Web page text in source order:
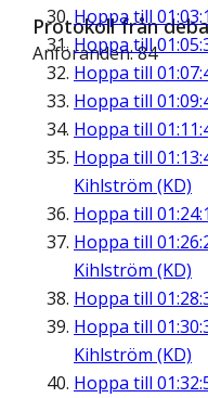
Hoppa till
Hoppa till
Hoppa till
Hoppa till
Hoppa till
Hoppa till
Kihlström (KD)
Hoppa till
Hoppa till
Kihlström (KD)
Hoppa till
Hoppa till
Kihlström (KD)
Hoppa till
Protokoll från
Anföranden: 84